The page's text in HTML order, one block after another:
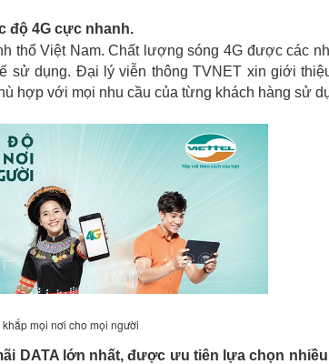
độ 4G cực nhanh.
thổ Việt Nam. Chất lượng sóng 4G được các
sử dụng. Đại lý viễn thông TVNET xin giới
hợp với mọi nhu cầu của từng khách hàng sử
khắp mọi nơi cho mọi người
DATA lớn nhất, được ưu tiên lựa chọn nhiều